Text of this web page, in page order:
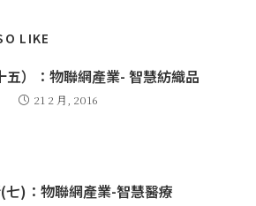
LIKE
五）：物聯網產業- 智慧紡織品
21 2 月, 2016
七)：物聯網產業-智慧醫療